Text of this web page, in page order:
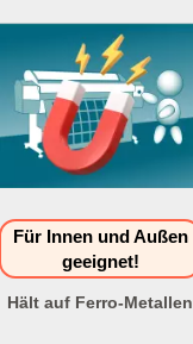
Für Innen und Außen
geeignet!
Hält auf Ferro-Metallen